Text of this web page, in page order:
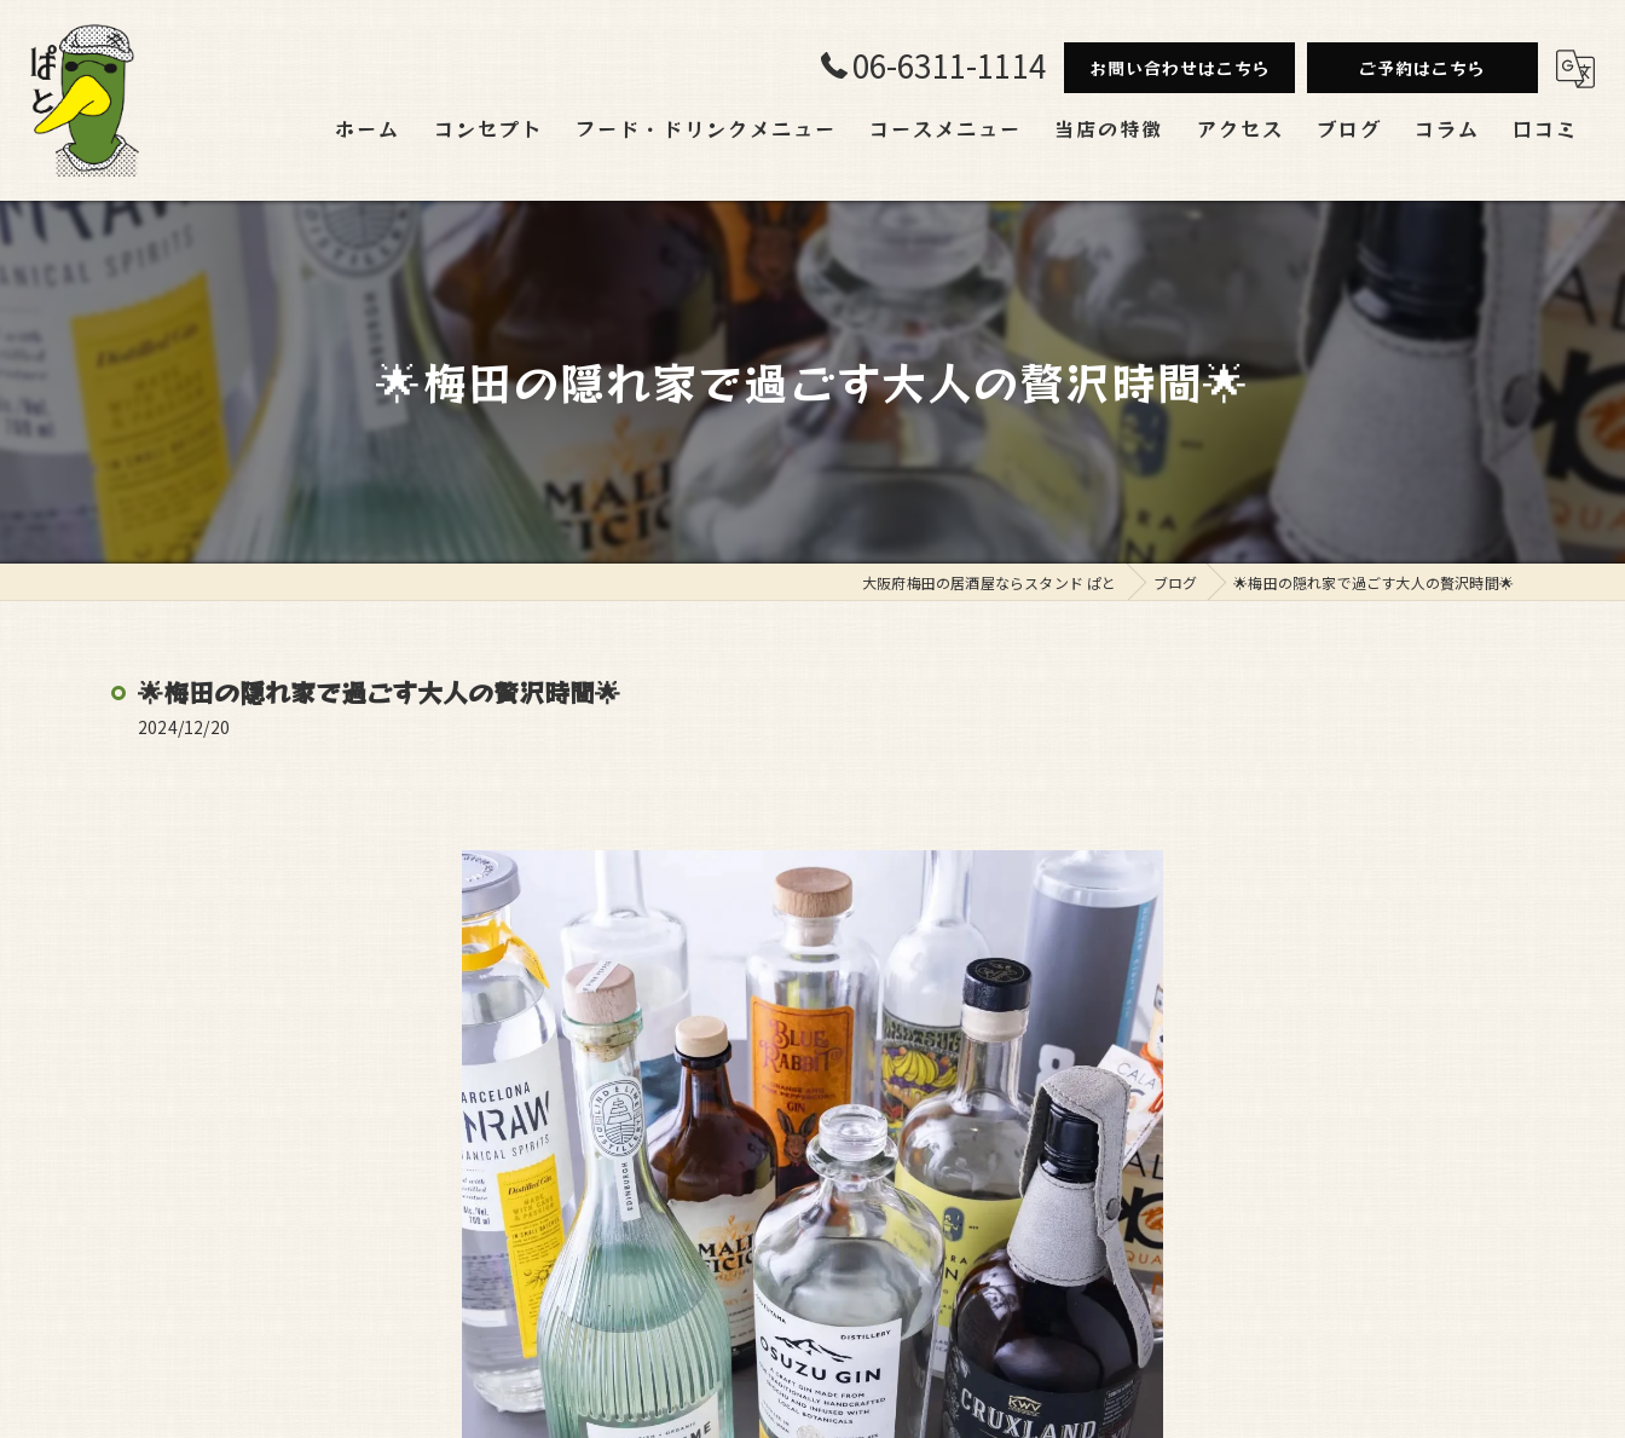
06-6311-1114 お問い合わせはこちら ご予約はこちら
ホーム コンセプト フード・ドリンクメニュー コースメニュー 当店の特徴
飲み放題
ランチ
貸切
肉バル
アクセス ブログ コラム 口コミ
🌟梅田の隠れ家で過ごす大人の贅沢時間🌟
大阪府梅田の居酒屋ならスタンド ぱと ブログ 🌟梅田の隠れ家で過ごす大人の贅沢時間🌟
🌟梅田の隠れ家で過ごす大人の贅沢時間🌟
2024/12/20